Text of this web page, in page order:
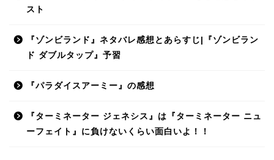
スト
『ゾンビランド』ネタバレ感想とあらすじ|『ゾンビラン
ド ダブルタップ』予習
『パラダイスアーミー』の感想
『ターミネーター ジェネシス』は『ターミネーター ニュ
ーフェイト』に負けないくらい面白いよ！！